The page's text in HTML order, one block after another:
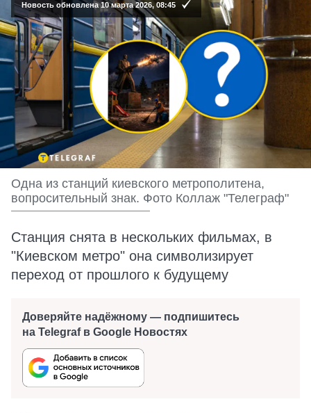
Новость обновлена 10 марта 2026, 08:45
Одна из станций киевского метрополитена,
вопросительный знак. Фото Коллаж "Телеграф"
Станция снята в нескольких фильмах, в
"Киевском метро" она символизирует
переход от прошлого к будущему
Доверяйте надёжному — подпишитесь
на Telegraf в Google Новостях